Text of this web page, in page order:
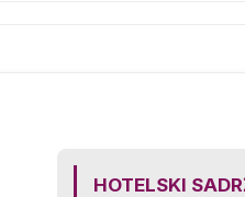
HOTELSKI